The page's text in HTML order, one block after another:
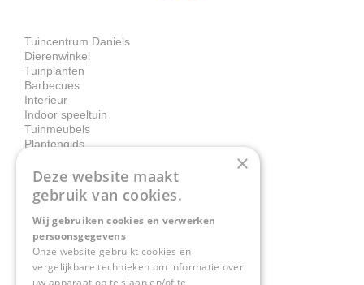
Tuincentrum Daniels
Dierenwinkel
Tuinplanten
Barbecues
Interieur
Indoor speeltuin
Tuinmeubels
Plantengids
Contact
Tuincentrum Daniëls
Herkenbosserweg 4
6063 NL Vlodrop
×
Deze website maakt
gebruik van cookies.
Wij gebruiken cookies en verwerken
persoonsgegevens
Onze website gebruikt cookies en
vergelijkbare technieken om informatie over
uw apparaat op te slaan en/of te